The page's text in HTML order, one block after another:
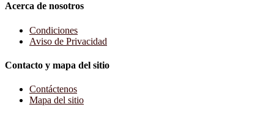
Acerca de nosotros
Condiciones
Aviso de Privacidad
Contacto y mapa del sitio
Contáctenos
Mapa del sitio